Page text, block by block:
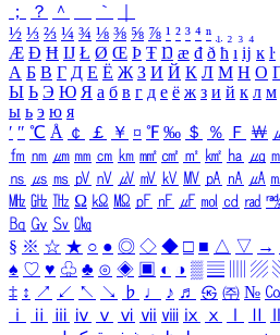
；
？ ＾ ｀
½ ⅓ ⅔ ¼ ¾ ⅛ ⅜ ⅝ ⅞ ¹ ² ³ ⁴ ⁿ ₁ ₂ ₃ ₄
Æ Ð Ħ Ĳ Ł Ø Œ Þ Ŧ Ŋ æ đ ð ħ ı ĳ ĸ ŀ
А Б В Г Д Е Ё Ж З И Й К Л М Н О
Ы Ь Э Ю Я а б в г д е ё ж з и й к л м
ы ь э ю я
′ ″ ℃ Å ￠ ￡ ￥ ¤ ℉ ‰ ＄ ％ Ｆ ￦
㎙ ㎚ ㎛ ㎜ ㎝ ㎞ ㎟ ㎠ ㎡ ㎢ ㏊ ㎍
㎱ ㎲ ㎳ ㎴ ㎵ ㎶ ㎷ ㎸ ㎹ ㎀ ㎁ ㎂
㎒ ㎓ ㎔ Ω ㏀ ㏁ ㎊ ㎋ ㎌ ㏖ ㏅ ㎭
㏃ ㏉ ㏜ ㏆
§ ※ ☆ ★ ○ ● ◎ ◇ ◆ □ ■ △ ▽ →
♠ ♡ ♥ ♧ ♣ ⊙ ◈ ▣ ◐ ◑ ▒ ▤ ▨
‡ ↕ ↗ ↙ ↖ ↘ ♭ ♩ ♪ ♬ ㉿ ㈜ № ㏇
ⅰ
ⅱ ⅲ ⅳ ⅴ ⅵ ⅶ ⅷ ⅸ ⅹ